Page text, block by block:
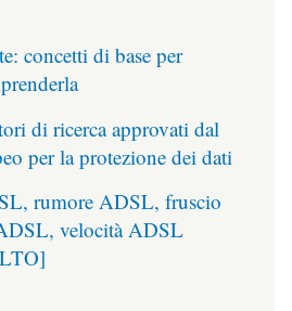
concetti di base per
di ricerca approvati dal
per la protezione dei dati
rumore ADSL, fruscio
velocità ADSL